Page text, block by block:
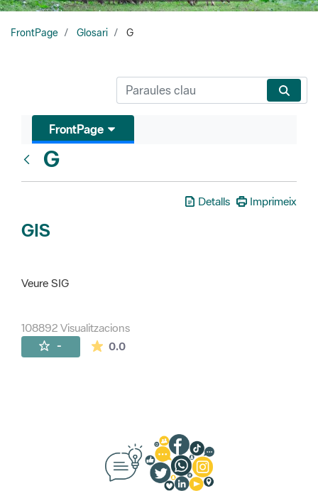
FrontPage Glosari G
FrontPage
G
Detalls Imprimeix
GIS
Veure SIG
108892 Visualitzacions
- 0.0La mitjana de les valoracions és de 0